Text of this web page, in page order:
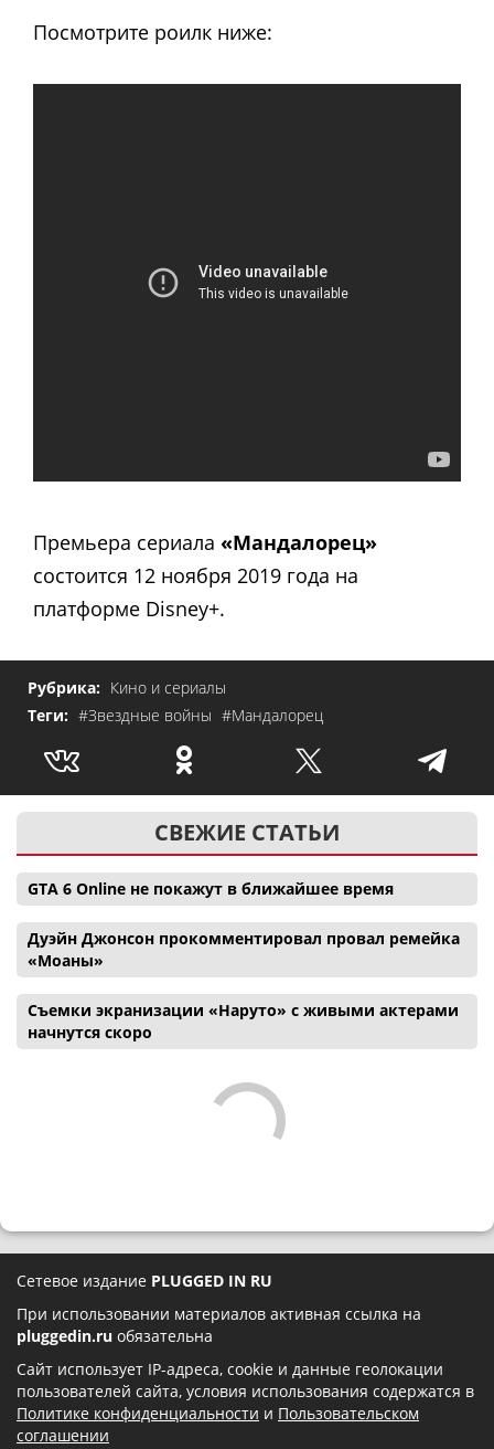
Посмотрите роилк ниже:
Премьера сериала «Мандалорец»
состоится 12 ноября 2019 года на
платформе Disney+.
Рубрика: Кино и сериалы
Теги: #Звездные войны #Мандалорец
СВЕЖИЕ СТАТЬИ
GTA 6 Online не покажут в ближайшее время
Дуэйн Джонсон прокомментировал провал ремейка
«Моаны»
Съемки экранизации «Наруто» с живыми актерами
начнутся скоро
Сетевое издание PLUGGED IN RU
При использовании материалов активная ссылка на
pluggedin.ru обязательна
Сайт использует IP-адреса, cookie и данные геолокации
пользователей сайта, условия использования содержатся в
Политике конфиденциальности и Пользовательском
соглашении